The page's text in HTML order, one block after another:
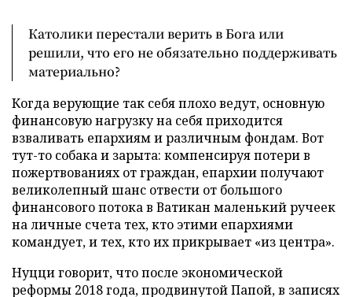
Католики перестали верить в Бога или
решили, что его не обязательно поддерживать
материально?
Когда верующие так себя плохо ведут, основную
финансовую нагрузку на себя приходится
взваливать епархиям и различным фондам. Вот
тут-то собака и зарыта: компенсируя потери в
пожертвованиях от граждан, епархии получают
великолепный шанс отвести от большого
финансового потока в Ватикан маленький ручеек
на личные счета тех, кто этими епархиями
командует, и тех, кто их прикрывает «из центра».
Нуцци говорит, что после экономической
реформы 2018 года, продвинутой Папой, в записях